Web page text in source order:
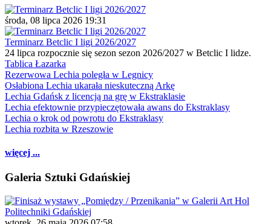
środa, 08 lipca 2026 19:31
Terminarz Betclic I ligi 2026/2027
24 lipca rozpocznie się sezon sezon 2026/2027 w Betclic I lidze.
Tablica Łazarka
Rezerwowa Lechia poległa w Legnicy
Osłabiona Lechia ukarała nieskuteczną Arkę
Lechia Gdańsk z licencją na grę w Ekstraklasie
Lechia efektownie przypieczętowała awans do Ekstraklasy
Lechia o krok od powrotu do Ekstraklasy
Lechia rozbita w Rzeszowie
więcej ...
Galeria Sztuki Gdańskiej